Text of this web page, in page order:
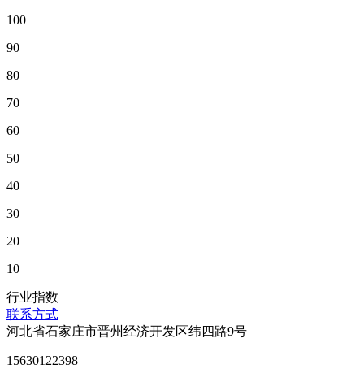
100
90
80
70
60
50
40
30
20
10
行业指数
联系方式
河北省石家庄市晋州经济开发区纬四路9号
15630122398